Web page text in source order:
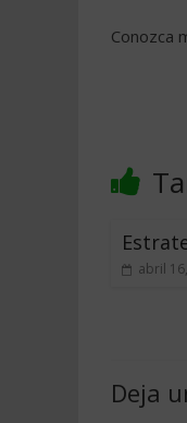
Conozca
abril
Deja